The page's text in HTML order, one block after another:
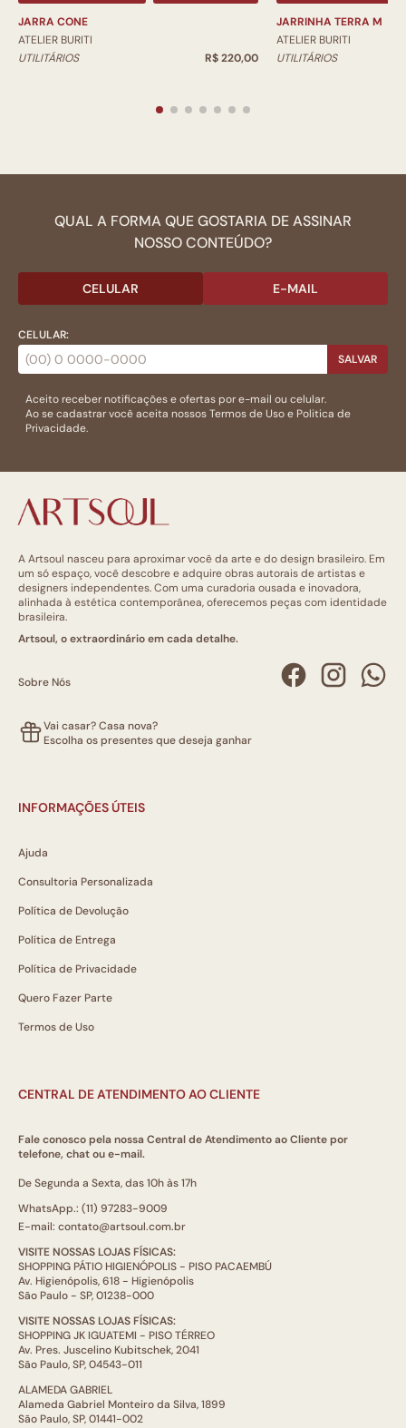
JARRA CONE
ATELIER BURITI
UTILITÁRIOS
R$ 220,00
JARRINHA TERRA M
ATELIER BURITI
UTILITÁRIOS
QUAL A FORMA QUE GOSTARIA DE ASSINAR
NOSSO CONTEÚDO?
CELULAR E-MAIL
CELULAR:
SALVAR
Aceito receber notificações e ofertas por e-mail ou celular.
Ao se cadastrar você aceita nossosTermos de Usoe Politica de
Privacidade.
A Artsoul nasceu para aproximar você da arte e do design brasileiro. Em
um só espaço, você descobre e adquire obras autorais de artistas e
designers independentes. Com uma curadoria ousada e inovadora,
alinhada à estética contemporânea, oferecemos peças com identidade
brasileira.
Artsoul, o extraordinário em cada detalhe.
Sobre Nós
Vai casar? Casa nova?
Escolha os presentes que deseja ganhar
INFORMAÇÕES ÚTEIS
Ajuda
Consultoria Personalizada
Política de Devolução
Política de Entrega
Política de Privacidade
Quero Fazer Parte
Termos de Uso
CENTRAL DE ATENDIMENTO AO CLIENTE
Fale conosco pela nossa Central de Atendimento ao Cliente por
telefone, chat ou e-mail.
De Segunda a Sexta, das 10h às 17h
WhatsApp.: (11) 97283-9009
E-mail: contato@artsoul.com.br
VISITE NOSSAS LOJAS FÍSICAS:
SHOPPING PÁTIO HIGIENÓPOLIS - PISO PACAEMBÚ
Av. Higienópolis, 618 - Higienópolis
São Paulo - SP, 01238-000
VISITE NOSSAS LOJAS FÍSICAS:
SHOPPING JK IGUATEMI - PISO TÉRREO
Av. Pres. Juscelino Kubitschek, 2041
São Paulo, SP, 04543-011
ALAMEDA GABRIEL
Alameda Gabriel Monteiro da Silva, 1899
São Paulo, SP, 01441-002